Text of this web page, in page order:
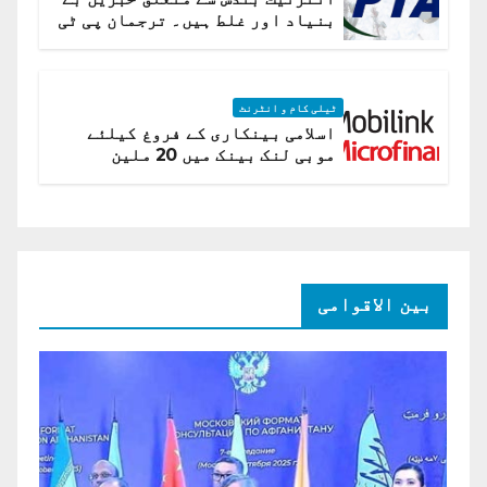
بنیاد اور غلط ہیں۔ ترجمان پی ٹی
ٹیلی کام و انٹرنٹ
اسلامی بینکاری کے فروغ کیلئے
موبی لنک بینک میں 20 ملین
بین الاقوامی